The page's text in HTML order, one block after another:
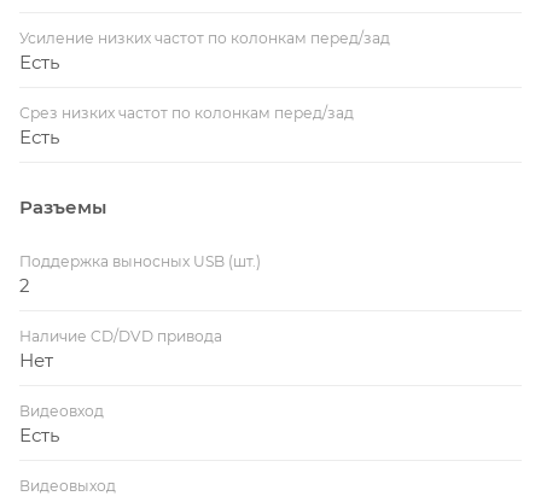
Усиление низких частот по колонкам перед/зад
Есть
Срез низких частот по колонкам перед/зад
Есть
Разъемы
Поддержка выносных USB (шт.)
2
Наличие CD/DVD привода
Нет
Видеовход
Есть
Видеовыход